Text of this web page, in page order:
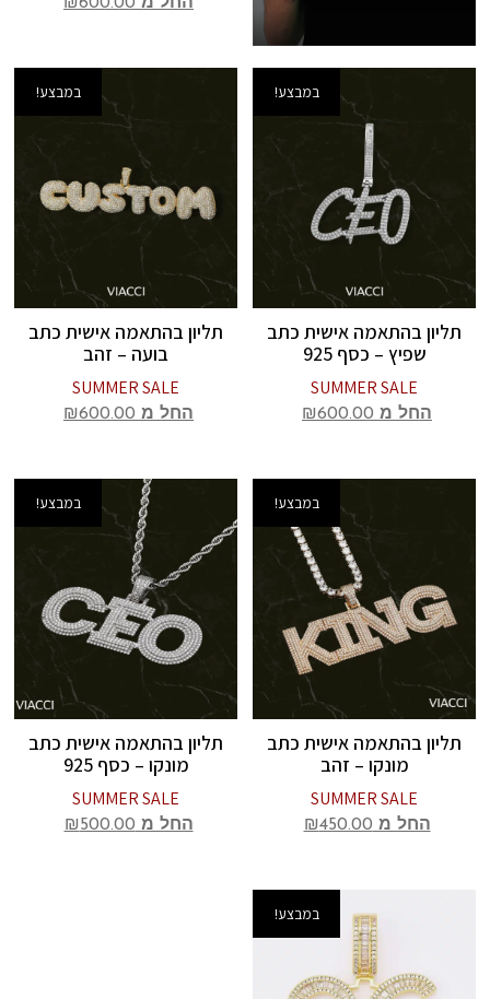
במבצע!
תליון בהתאמה אישית כתב
שפיץ – כסף 925
SUMMER SALE
החל מ ₪600.00
במבצע!
תליון בהתאמה אישית כתב
בועה – זהב
SUMMER SALE
החל מ ₪600.00
במבצע!
תליון בהתאמה אישית כתב
מונקו – זהב
SUMMER SALE
החל מ ₪450.00
במבצע!
תליון בהתאמה אישית כתב
מונקו – כסף 925
SUMMER SALE
החל מ ₪500.00
במבצע!